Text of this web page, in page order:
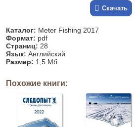
Скачать
Каталог: Meter Fishing 2017
Формат: pdf
Страниц: 28
Язык: Английский
Размер: 1,5 Мб
Похожие книги: